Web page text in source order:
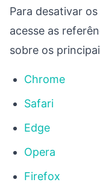
Para desativar
acesse as
sobre os
Chrome
Safari
Edge
Opera
Firefox